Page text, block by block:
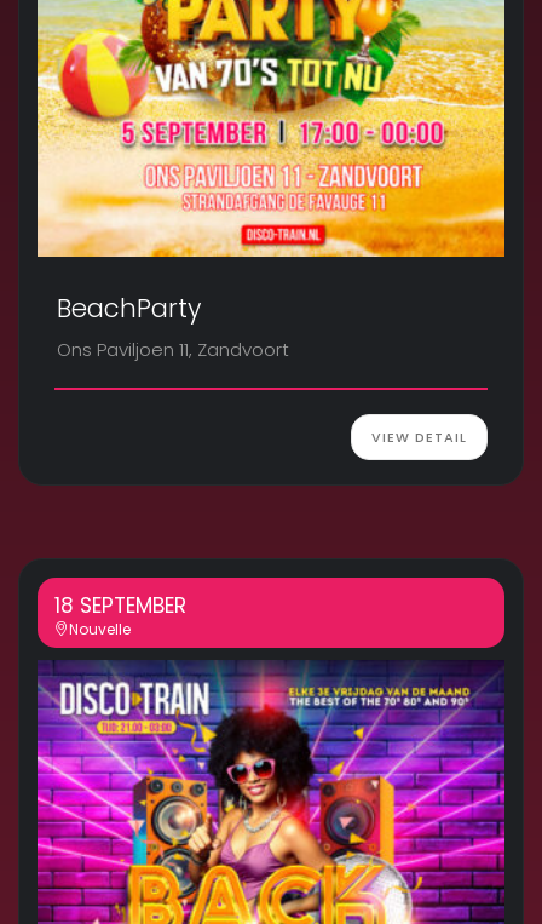
BeachParty
Ons Paviljoen 11, Zandvoort
VIEW DETAIL
18 SEPTEMBER
Nouvelle